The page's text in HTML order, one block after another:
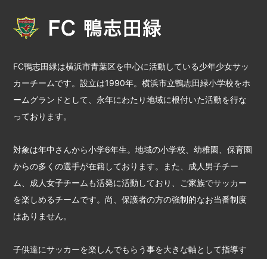
FC鴨志田緑は横浜市青葉区を中心に活動している少年少女サッ
カーチームです。設立は1990年。横浜市立鴨志田緑小学校をホ
ームグランドとして、永年にわたり地域に根付いた活動を行な
っております。
対象は年中さんから小学6年生。地域の小学校、幼稚園、保育園
からの多くの選手が在籍しております。また、成人男子チー
ム、成人女子チームも活発に活動しており、ご家族でサッカー
を楽しめるチームです。尚、保護者の方の強制的なお当番制度
はありません。
子供達にサッカーを楽しんでもらう事を大きな軸として指導す